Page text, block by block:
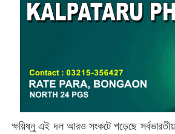
ক্ষয়িষ্নু এই দল আরও সংকটে পড়েছে সর্বভারতীয়